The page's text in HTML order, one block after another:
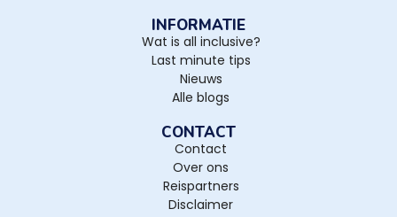
INFORMATIE
Wat is all inclusive?
Last minute tips
Nieuws
Alle blogs
CONTACT
Contact
Over ons
Reispartners
Disclaimer